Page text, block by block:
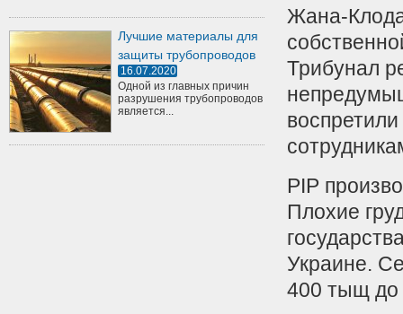
Лучшие материалы для
защиты трубопроводов
16.07.2020
Одной из главных причин
разрушения трубопроводов
является...
Жана-
Трибунал
PIP
Плохие
Украине.
400 тыщ до